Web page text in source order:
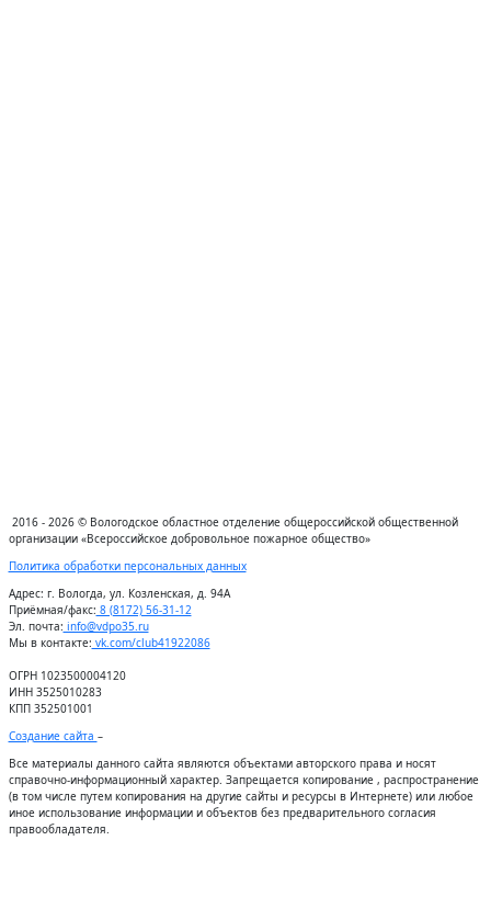
2016 - 2026 © Вологодское областное отделение общероссийской общественной
организации «Всероссийское добровольное пожарное общество»
Политика обработки персональных данных
Адрес: г. Вологда, ул. Козленская, д. 94А
Приёмная/факс: 8 (8172) 56-31-12
Эл. почта: info@vdpo35.ru
Мы в контакте: vk.com/club41922086
ОГРН 1023500004120
ИНН 3525010283
КПП 352501001
Создание сайта –
Все материалы данного сайта являются объектами авторского права и носят
справочно-информационный характер. Запрещается копирование , распространение
(в том числе путем копирования на другие сайты и ресурсы в Интернете) или любое
иное использование информации и объектов без предварительного согласия
правообладателя.